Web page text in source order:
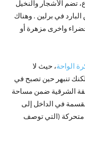
تضم الأشجار والنخيل
في برلين . وهناك
واخرى مزهرة أو
الواحة، حيث لا
تنبهر حين تصبح في
الشرقية ضمن مساحة
في الداخل إلى
متحركة (التي توصف